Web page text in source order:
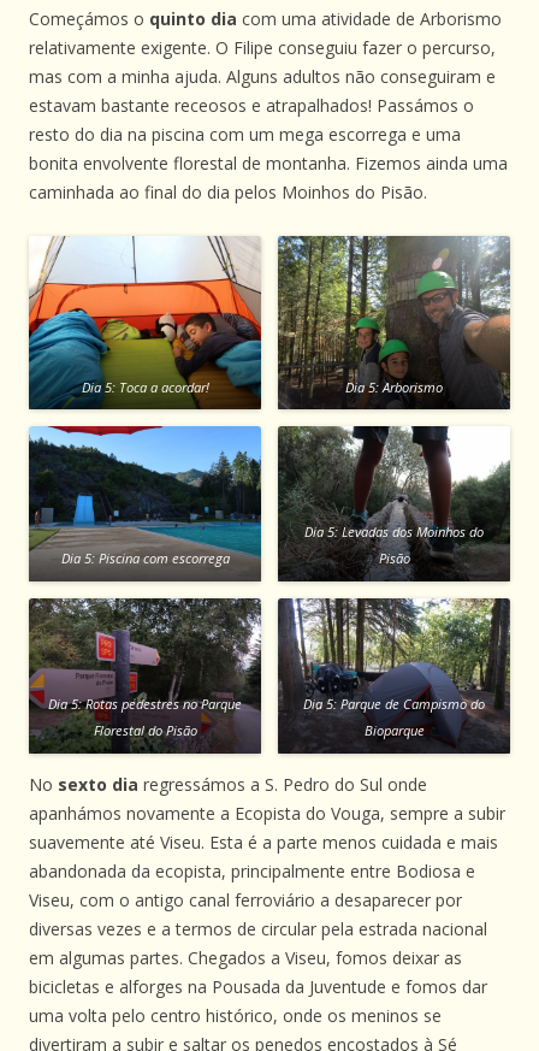
Começámos o quinto dia com uma atividade de Arborismo
relativamente exigente. O Filipe conseguiu fazer o percurso,
mas com a minha ajuda. Alguns adultos não conseguiram e
estavam bastante receosos e atrapalhados! Passámos o
resto do dia na piscina com um mega escorrega e uma
bonita envolvente florestal de montanha. Fizemos ainda uma
caminhada ao final do dia pelos Moinhos do Pisão.
Dia 5: Toca a acordar! Dia 5: Arborismo
Dia 5: Piscina com escorrega
Dia 5: Levadas dos Moinhos do
Pisão
Dia 5: Rotas pedestres no Parque
Florestal do Pisão
Dia 5: Parque de Campismo do
Bioparque
No sexto dia regressámos a S. Pedro do Sul onde
apanhámos novamente a Ecopista do Vouga, sempre a subir
suavemente até Viseu. Esta é a parte menos cuidada e mais
abandonada da ecopista, principalmente entre Bodiosa e
Viseu, com o antigo canal ferroviário a desaparecer por
diversas vezes e a termos de circular pela estrada nacional
em algumas partes. Chegados a Viseu, fomos deixar as
bicicletas e alforges na Pousada da Juventude e fomos dar
uma volta pelo centro histórico, onde os meninos se
divertiram a subir e saltar os penedos encostados à Sé